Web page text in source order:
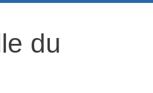
du